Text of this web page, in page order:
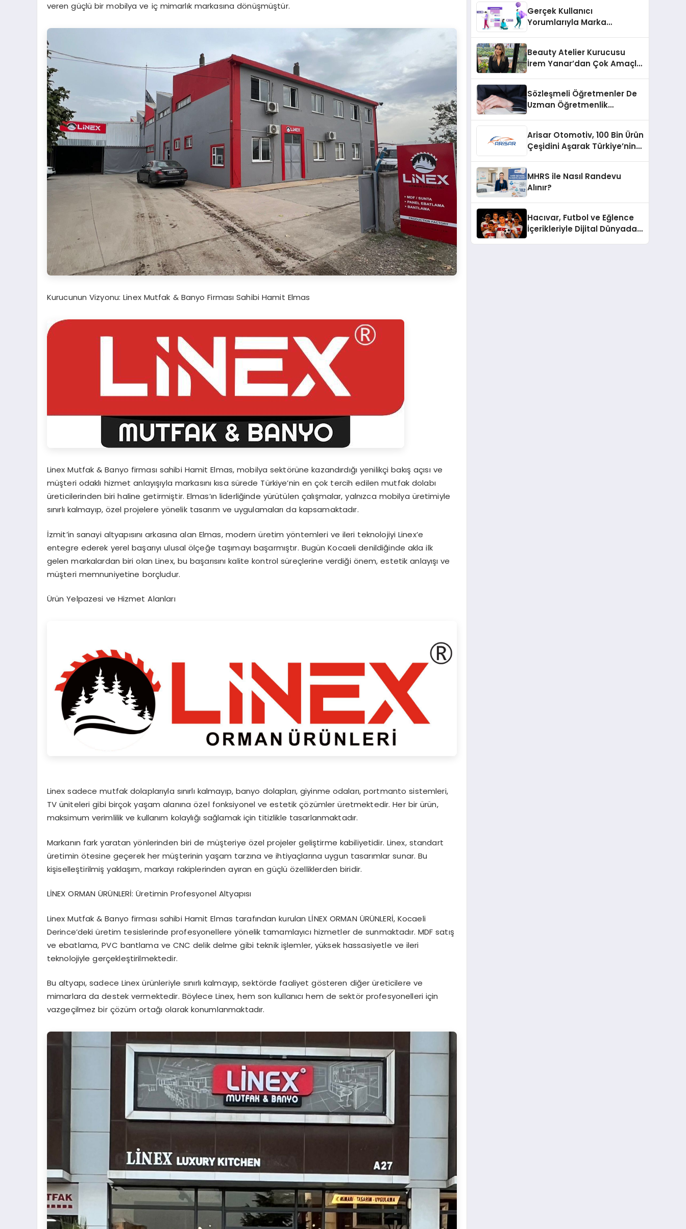
veren güçlü bir mobilya ve iç mimarlık markasına dönüşmüştür.
Kurucunun Vizyonu: Linex Mutfak & Banyo Firması Sahibi Hamit Elmas
Linex Mutfak & Banyo firması sahibi Hamit Elmas, mobilya sektörüne kazandırdığı yenilikçi bakış açısı ve
müşteri odaklı hizmet anlayışıyla markasını kısa sürede Türkiye’nin en çok tercih edilen mutfak dolabı
üreticilerinden biri haline getirmiştir. Elmas’ın liderliğinde yürütülen çalışmalar, yalnızca mobilya üretimiyle
sınırlı kalmayıp, özel projelere yönelik tasarım ve uygulamaları da kapsamaktadır.
İzmit’in sanayi altyapısını arkasına alan Elmas, modern üretim yöntemleri ve ileri teknolojiyi Linex’e
entegre ederek yerel başarıyı ulusal ölçeğe taşımayı başarmıştır. Bugün Kocaeli denildiğinde akla ilk
gelen markalardan biri olan Linex, bu başarısını kalite kontrol süreçlerine verdiği önem, estetik anlayışı ve
müşteri memnuniyetine borçludur.
Ürün Yelpazesi ve Hizmet Alanları
Linex sadece mutfak dolaplarıyla sınırlı kalmayıp, banyo dolapları, giyinme odaları, portmanto sistemleri,
TV üniteleri gibi birçok yaşam alanına özel fonksiyonel ve estetik çözümler üretmektedir. Her bir ürün,
maksimum verimlilik ve kullanım kolaylığı sağlamak için titizlikle tasarlanmaktadır.
Markanın fark yaratan yönlerinden biri de müşteriye özel projeler geliştirme kabiliyetidir. Linex, standart
üretimin ötesine geçerek her müşterinin yaşam tarzına ve ihtiyaçlarına uygun tasarımlar sunar. Bu
kişiselleştirilmiş yaklaşım, markayı rakiplerinden ayıran en güçlü özelliklerden biridir.
LİNEX ORMAN ÜRÜNLERİ: Üretimin Profesyonel Altyapısı
Linex Mutfak & Banyo firması sahibi Hamit Elmas tarafından kurulan LİNEX ORMAN ÜRÜNLERİ, Kocaeli
Derince’deki üretim tesislerinde profesyonellere yönelik tamamlayıcı hizmetler de sunmaktadır. MDF satış
ve ebatlama, PVC bantlama ve CNC delik delme gibi teknik işlemler, yüksek hassasiyetle ve ileri
teknolojiyle gerçekleştirilmektedir.
Bu altyapı, sadece Linex ürünleriyle sınırlı kalmayıp, sektörde faaliyet gösteren diğer üreticilere ve
mimarlara da destek vermektedir. Böylece Linex, hem son kullanıcı hem de sektör profesyonelleri için
vazgeçilmez bir çözüm ortağı olarak konumlanmaktadır.
Gerçek Kullanıcı
Yorumlarıyla Marka
Beauty Atelier Kurucusu
İrem Yanar’dan Çok Amaçlı
Sözleşmeli Öğretmenler De
Uzman Öğretmenlik
Arisar Otomotiv, 100 Bin Ürün
Çeşidini Aşarak Türkiye’nin
Platformlarından Biri Oldu
MHRS ile Nasıl Randevu
Alınır?
Hacıvar, Futbol ve Eğlence
İçerikleriyle Dijital Dünyada